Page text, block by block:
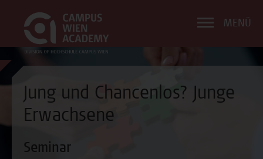
MENÜ
Jung und Chancenlos? Junge
Erwachsene
Seminar